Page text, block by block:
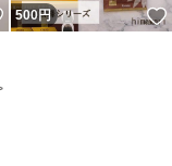
いいね！
500円